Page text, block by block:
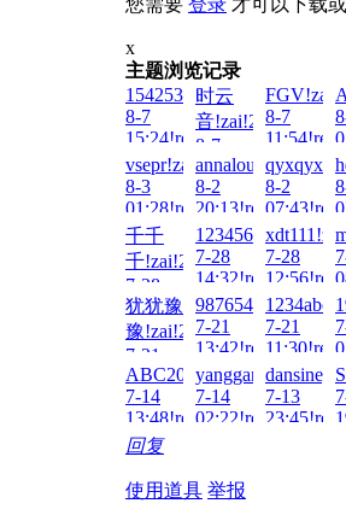
您需要 登录 才可以下载
x
主题浏览记录
1542538255!zai!2026-
8-7
15:24!read!
时云
音!zai!2026-
8-7
12:26!read!
8-7
vsepr!zai!2026-
8-3
01:28!read!
8-2
20:13!read!
8-2
千千
千!zai!2026-
7-28
14:35!read!
7-28
14:32!read!
7-28
犹犹豫
豫!zai!2026-
7-21
22:58!read!
7-21
13:42!read!
7-21
ABC2023!zai!2026-
7-14
13:48!read!
7-14
02:22!read!
7-13
回复
使用道具 举报